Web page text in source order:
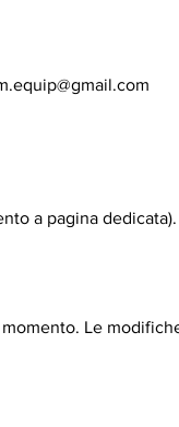
a pagina dedicata).
Le